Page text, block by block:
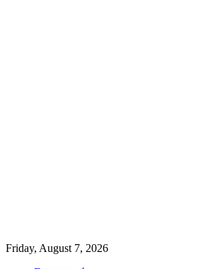
Friday, August 7, 2026